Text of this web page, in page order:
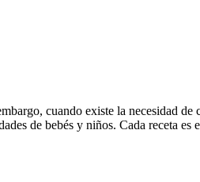
cuando existe la necesidad de
de bebés y niños. Cada receta